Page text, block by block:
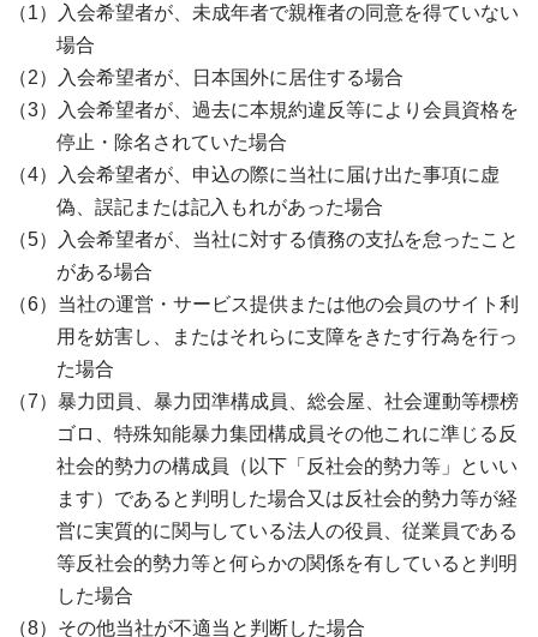
入会希望者が、未成年者で親権者の同意を得ていない
場合
入会希望者が、日本国外に居住する場合
入会希望者が、過去に本規約違反等により会員資格を
停止・除名されていた場合
入会希望者が、申込の際に当社に届け出た事項に虚
偽、誤記または記入もれがあった場合
入会希望者が、当社に対する債務の支払を怠ったこと
がある場合
当社の運営・サービス提供または他の会員のサイト利
用を妨害し、またはそれらに支障をきたす行為を行っ
た場合
暴力団員、暴力団準構成員、総会屋、社会運動等標榜
ゴロ、特殊知能暴力集団構成員その他これに準じる反
社会的勢力の構成員（以下「反社会的勢力等」といい
ます）であると判明した場合又は反社会的勢力等が経
営に実質的に関与している法人の役員、従業員である
等反社会的勢力等と何らかの関係を有していると判明
した場合
その他当社が不適当と判断した場合